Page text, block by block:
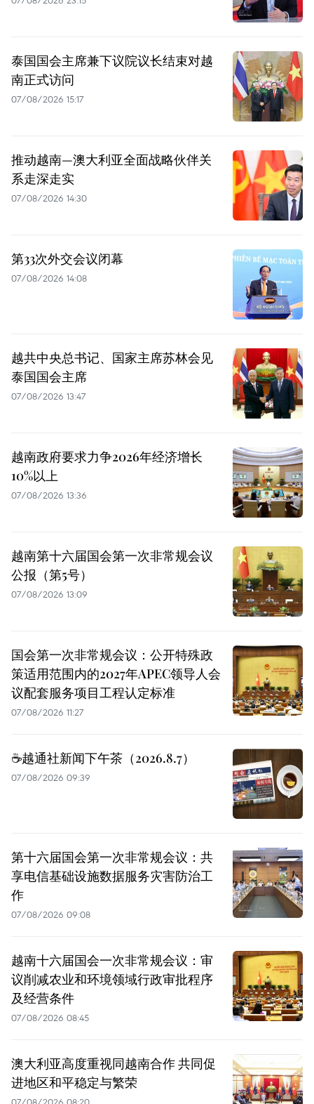
泰国国会主席兼下议院议长结束对越
南正式访问
07/08/2026 15:17
推动越南—澳大利亚全面战略伙伴关
系走深走实
07/08/2026 14:30
第33次外交会议闭幕
07/08/2026 14:08
越共中央总书记、国家主席苏林会见
泰国国会主席
07/08/2026 13:47
越南政府要求力争2026年经济增长
10%以上
07/08/2026 13:36
越南第十六届国会第一次非常规会议
公报（第5号）
07/08/2026 13:09
国会第一次非常规会议：公开特殊政
策适用范围内的2027年APEC领导人会
议配套服务项目工程认定标准
07/08/2026 11:27
☕️越通社新闻下午茶（2026.8.7）
07/08/2026 09:39
第十六届国会第一次非常规会议：共
享电信基础设施数据服务灾害防治工
作
07/08/2026 09:08
越南十六届国会一次非常规会议：审
议削减农业和环境领域行政审批程序
及经营条件
07/08/2026 08:45
澳大利亚高度重视同越南合作 共同促
进地区和平稳定与繁荣